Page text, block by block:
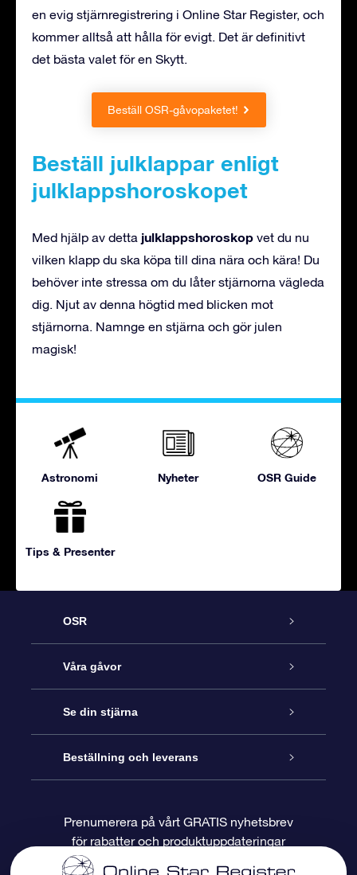
en evig stjärnregistrering i Online Star Register, och
kommer alltså att hålla för evigt. Det är definitivt
det bästa valet för en Skytt.
Beställ OSR-gåvopaketet!
Beställ julklappar enligt
julklappshoroskopet
Med hjälp av detta julklappshoroskop vet du nu
vilken klapp du ska köpa till dina nära och kära! Du
behöver inte stressa om du låter stjärnorna vägleda
dig. Njut av denna högtid med blicken mot
stjärnorna. Namnge en stjärna och gör julen
magisk!
Astronomi Nyheter OSR Guide
Tips & Presenter
OSR
Kundtjänst
Kontakta oss
Blogg
Recensioner
Våra gåvor
Online-Stjärngåva
OSR Gåvopaket
OSR Presentkort
Se din stjärna
Stjärnregiste
Personlig Stjärnsida
Beställning och leverans
Betalningsinformation
Prenumerera på vårt GRATIS nyhetsbrev
för rabatter och produktuppdateringar